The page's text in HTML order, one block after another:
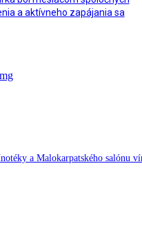
a aktívneho zapájania sa
a Malokarpatského salónu